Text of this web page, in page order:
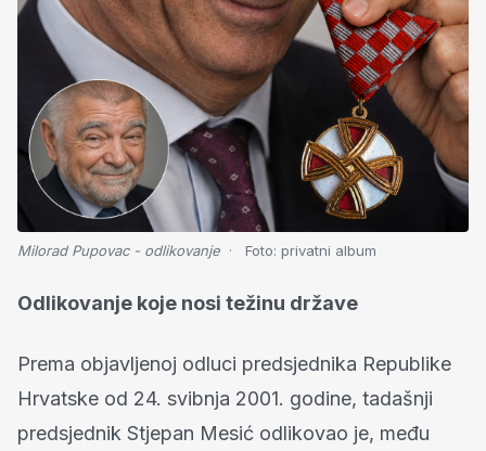
Milorad Pupovac - odlikovanje Foto: privatni album
Odlikovanje koje nosi težinu države
Prema objavljenoj odluci predsjednika Republike
Hrvatske od 24. svibnja 2001. godine, tadašnji
predsjednik Stjepan Mesić odlikovao je, među